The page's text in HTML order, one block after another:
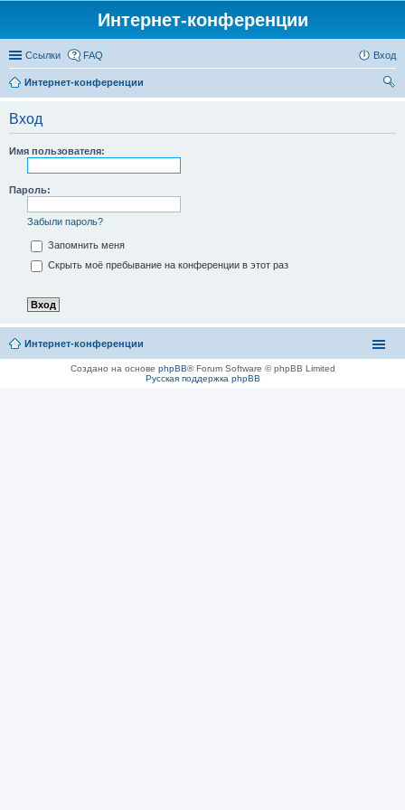
Интернет-конференции
Ссылки FAQ Вход
Интернет-конференции
Вход
Имя пользователя:
Пароль:
Забыли пароль?
Запомнить меня
Скрыть моё пребывание на конференции в этот раз
Интернет-конференции
Создано на основе phpBB® Forum Software © phpBB Limited
Русская поддержка phpBB